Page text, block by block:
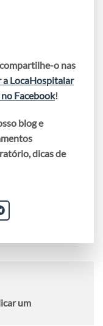
o nas
a LocaHospitalar
Facebook!
blog e
dicas de
um